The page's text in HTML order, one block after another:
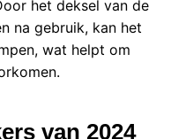
het deksel van de
na gebruik, kan het
wat helpt om
van 2024